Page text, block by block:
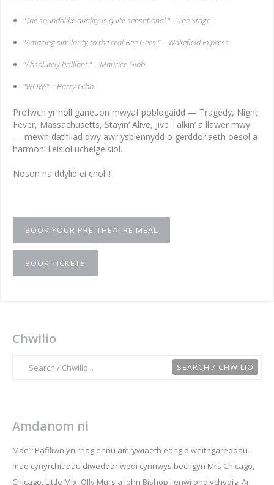
“The soundalike quality is quite sensational.”– The Stage
“Amazing similarity to the real Bee Gees.”– Wakefield Express
“Absolutely brilliant.”– Maurice Gibb
“WOW!”– Barry Gibb
Profwch yr holl ganeuon mwyaf poblogaidd — Tragedy, Night
Fever, Massachusetts, Stayin’ Alive, Jive Talkin’ a llawer mwy
— mewn dathliad dwy awr ysblennydd o gerddoriaeth oesol a
harmoni lleisiol uchelgeisiol.
Noson na ddylid ei cholli!
BOOK YOUR PRE-THEATRE MEAL
BOOK TICKETS
Chwilio
Amdanom ni
Mae’r Pafiliwn yn rhaglennu amrywiaeth eang o weithgareddau –
mae cynyrchiadau diweddar wedi cynnwys bechgyn Mrs Chicago,
Chicago, Little Mix, Olly Murs a John Bishop i enwi ond ychydig. Ar